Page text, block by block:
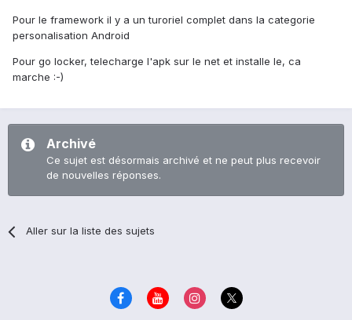
Pour le framework il y a un turoriel complet dans la categorie
personalisation Android
Pour go locker, telecharge l'apk sur le net et installe le, ca
marche :-)
Archivé
Ce sujet est désormais archivé et ne peut plus recevoir
de nouvelles réponses.
Aller sur la liste des sujets